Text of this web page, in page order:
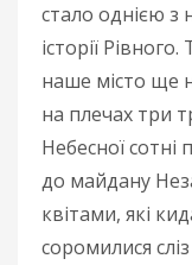
стало однією з
історії
наше місто ще
на плечах три
Небесної
до майдану
квітами, які
соромилися